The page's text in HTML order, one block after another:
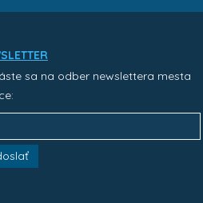
sa na odber newslettera mesta